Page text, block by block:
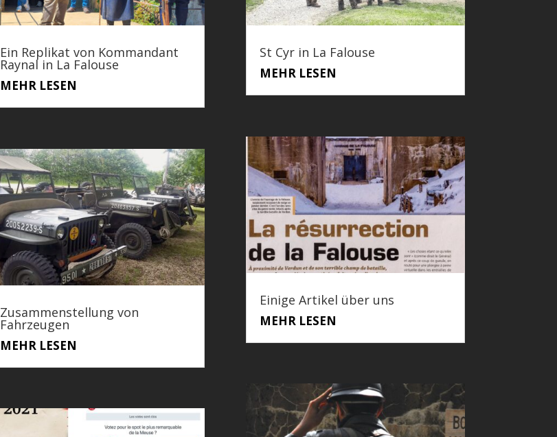
Ein Replikat von Kommandant
Raynal in La Falouse
MEHR LESEN
Zusammenstellung von
Fahrzeugen
MEHR LESEN
St Cyr in La Falouse
MEHR LESEN
Einige Artikel über uns
MEHR LESEN